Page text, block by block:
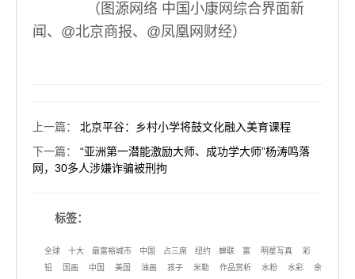
（图源网络 中国小康网综合界面新
闻、@北京商报、@凤凰网财经）
上一篇： 北京平谷：乡村小学将鼓文化融入美育课程
下一篇： “亚洲第一潜能激励大师、成功学大师”杨涛鸣落
网，30多人涉嫌诈骗被刑拘
标签：
全球 十大 最富裕城市 中国 占三席 纽约 蝉联 富 明星写真
彩
铅
国画 中国 美国 油画 孩子 米勒 作品赏析 水粉 水彩
余